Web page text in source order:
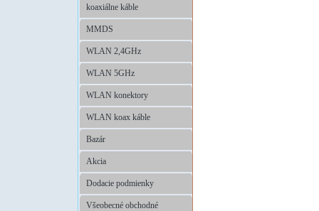
koaxiálne káble
MMDS
WLAN 2,4GHz
WLAN 5GHz
WLAN konektory
WLAN koax káble
Bazár
Akcia
Dodacie podmienky
Všeobecné obchodné